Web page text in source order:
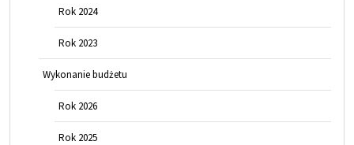
Rok 2024
Rok 2023
Wykonanie budżetu
Rok 2026
Rok 2025